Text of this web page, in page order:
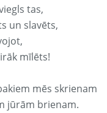
tas,
un slavēts,
mīlēts!
mēs skrienam
jūrām brienam.